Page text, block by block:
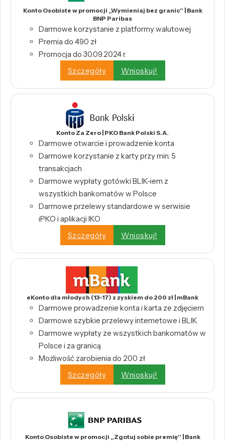
Konto Osobiste w promocji „Wymieniaj bez granic” | Bank
BNP Paribas
Darmowe korzystanie z platformy walutowej
Premia do 490 zł
Promocja do 30.09.2024 r.
Szczegóły
Wnioskuj!
Konto Za Zero | PKO Bank Polski S.A.
Darmowe otwarcie i prowadzenie konta
Darmowe korzystanie z karty przy min. 5
transakcjach
Darmowe wypłaty gotówki BLIK-iem z
wszystkich bankomatów w Polsce
Darmowe przelewy standardowe w serwisie
iPKO i aplikacji IKO
Szczegóły
Wnioskuj!
eKonto dla młodych (13-17) z zyskiem do 200 zł | mBank
Darmowe prowadzenie konta i karta ze zdjęciem
Darmowe szybkie przelewy internetowe i BLIK
Darmowe wypłaty ze wszystkich bankomatów w
Polsce i za granicą
Możliwość zarobienia do 200 zł
Szczegóły
Wnioskuj!
Konto Osobiste w promocji „Zgotuj sobie premię” | Bank